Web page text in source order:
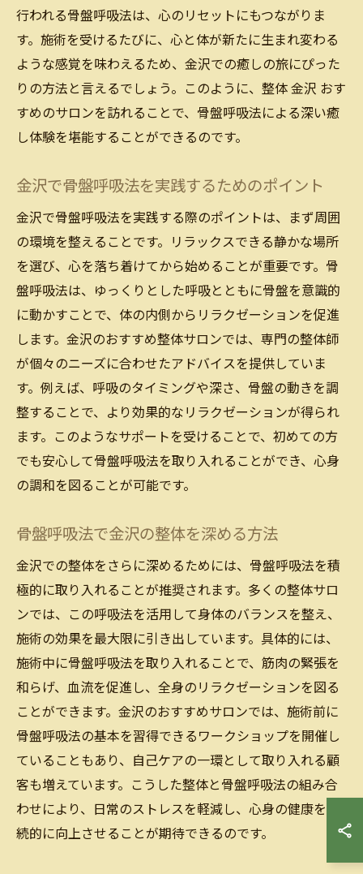
行われる骨盤呼吸法は、心のリセットにもつながりま
す。施術を受けるたびに、心と体が新たに生まれ変わる
ような感覚を味わえるため、金沢での癒しの旅にぴった
りの方法と言えるでしょう。このように、整体 金沢 おす
すめのサロンを訪れることで、骨盤呼吸法による深い癒
し体験を堪能することができるのです。
金沢で骨盤呼吸法を実践するためのポイント
金沢で骨盤呼吸法を実践する際のポイントは、まず周囲
の環境を整えることです。リラックスできる静かな場所
を選び、心を落ち着けてから始めることが重要です。骨
盤呼吸法は、ゆっくりとした呼吸とともに骨盤を意識的
に動かすことで、体の内側からリラクゼーションを促進
します。金沢のおすすめ整体サロンでは、専門の整体師
が個々のニーズに合わせたアドバイスを提供していま
す。例えば、呼吸のタイミングや深さ、骨盤の動きを調
整することで、より効果的なリラクゼーションが得られ
ます。このようなサポートを受けることで、初めての方
でも安心して骨盤呼吸法を取り入れることができ、心身
の調和を図ることが可能です。
骨盤呼吸法で金沢の整体を深める方法
金沢での整体をさらに深めるためには、骨盤呼吸法を積
極的に取り入れることが推奨されます。多くの整体サロ
ンでは、この呼吸法を活用して身体のバランスを整え、
施術の効果を最大限に引き出しています。具体的には、
施術中に骨盤呼吸法を取り入れることで、筋肉の緊張を
和らげ、血流を促進し、全身のリラクゼーションを図る
ことができます。金沢のおすすめサロンでは、施術前に
骨盤呼吸法の基本を習得できるワークショップを開催し
ていることもあり、自己ケアの一環として取り入れる顧
客も増えています。こうした整体と骨盤呼吸法の組み合
わせにより、日常のストレスを軽減し、心身の健康を持
続的に向上させることが期待できるのです。